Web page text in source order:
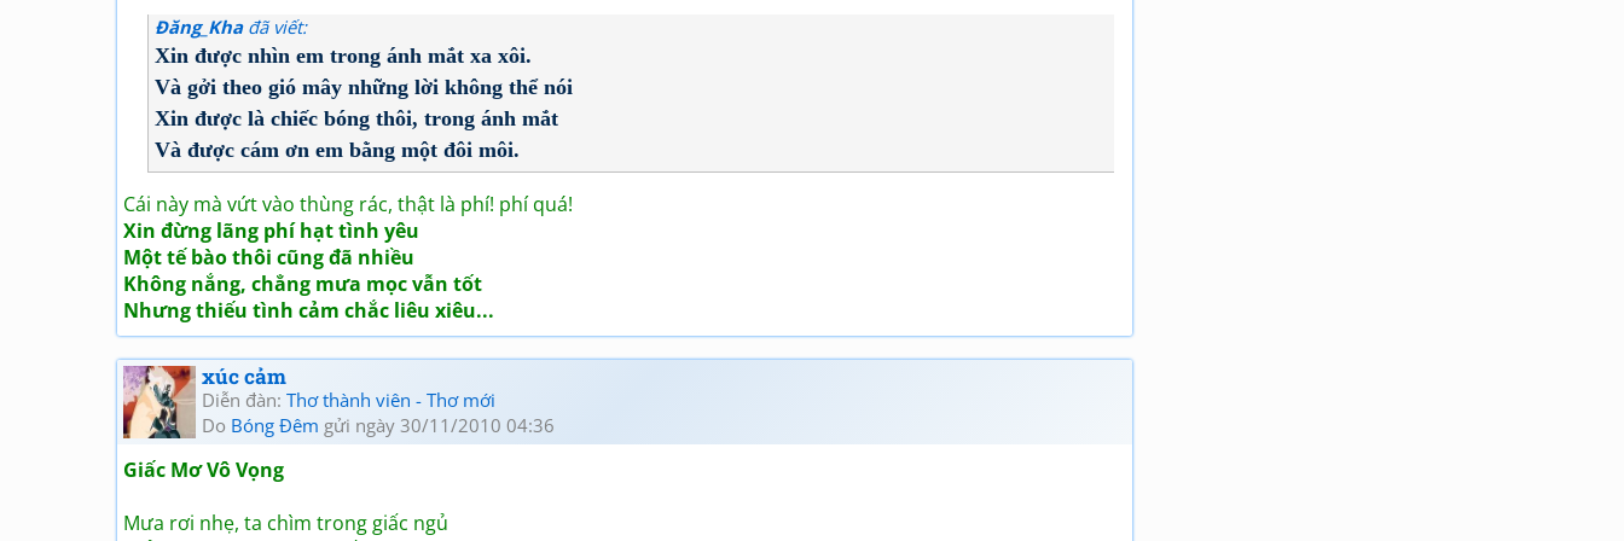
Đăng_Khađã viết:
Xin được nhìn em trong ánh mắt xa xôi.
Và gởi theo gió mây những lời không thể nói
Xin được là chiếc bóng thôi, trong ánh mắt
Và được cám ơn em bằng một đôi môi.
Cái này mà vứt vào thùng rác, thật là phí! phí quá!
Xin đừng lãng phí hạt tình yêu
Một tế bào thôi cũng đã nhiều
Không nắng, chẳng mưa mọc vẫn tốt
Nhưng thiếu tình cảm chắc liêu xiêu...
xúc cảm
Diễn đàn: Thơ thành viên - Thơ mới
Do Bóng Đêm gửi ngày 30/11/2010 04:36
Giấc Mơ Vô Vọng
Mưa rơi nhẹ, ta chìm trong giấc ngủ